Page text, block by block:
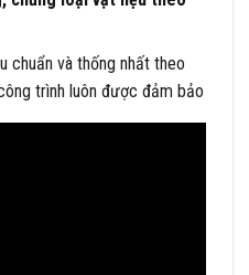
chuẩn và thống nhất theo
trình luôn được đảm bảo